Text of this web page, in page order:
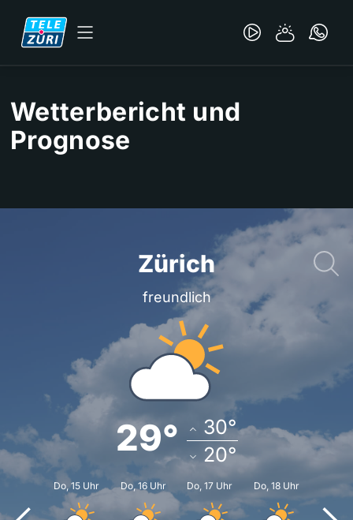
Wetterbericht und
Prognose
freundlich
29° 30°
20°
Do, 15 Uhr Do, 16 Uhr Do, 17 Uhr Do, 18 Uhr